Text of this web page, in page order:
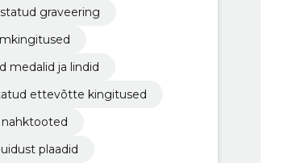
graveering
medalid ja lindid
ettevõtte kingitused
plaadid